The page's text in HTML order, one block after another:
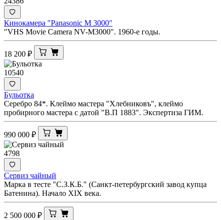
Кинокамера "Panasonic M 3000"
"VHS Movie Camera NV-M3000". 1960-е годы.
18 200 ₽
10540
Бульотка
Серебро 84*. Клеймо мастера "Хлебниковъ", клеймо
пробирного мастера с датой "В.П 1883". Экспертиза ГИМ.
990 000 ₽
4798
Сервиз чайный
Марка в тесте "С.З.К.Б." (Санкт-петербургский завод купца
Батенина). Начало XIX века.
2 500 000 ₽